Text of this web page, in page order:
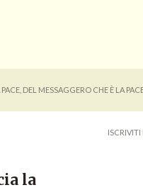
DEL MESSAGGERO CHE È LA
ISCRIVITI
la